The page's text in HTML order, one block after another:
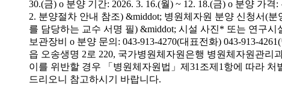
30.(금) o 분양 기간: 2026. 3. 16.(월) ~ 12. 18.(금) o 분양 가
2. 분양절차 안내 참조) &middot; 병원체자원 분양 신청서(
를 담당하는 교수 서명 필) &middot; 시설 사진* 또는 연구
보관장비 o 분양 문의: 043-913-4270(대표전화) 043-913-
읍 오송생명 2로 220, 국가병원체자원은행 병원체자원관
이를 위반할 경우 「병원체자원법」제31조제1항에 따라
드리오니 참고하시기 바랍니다.